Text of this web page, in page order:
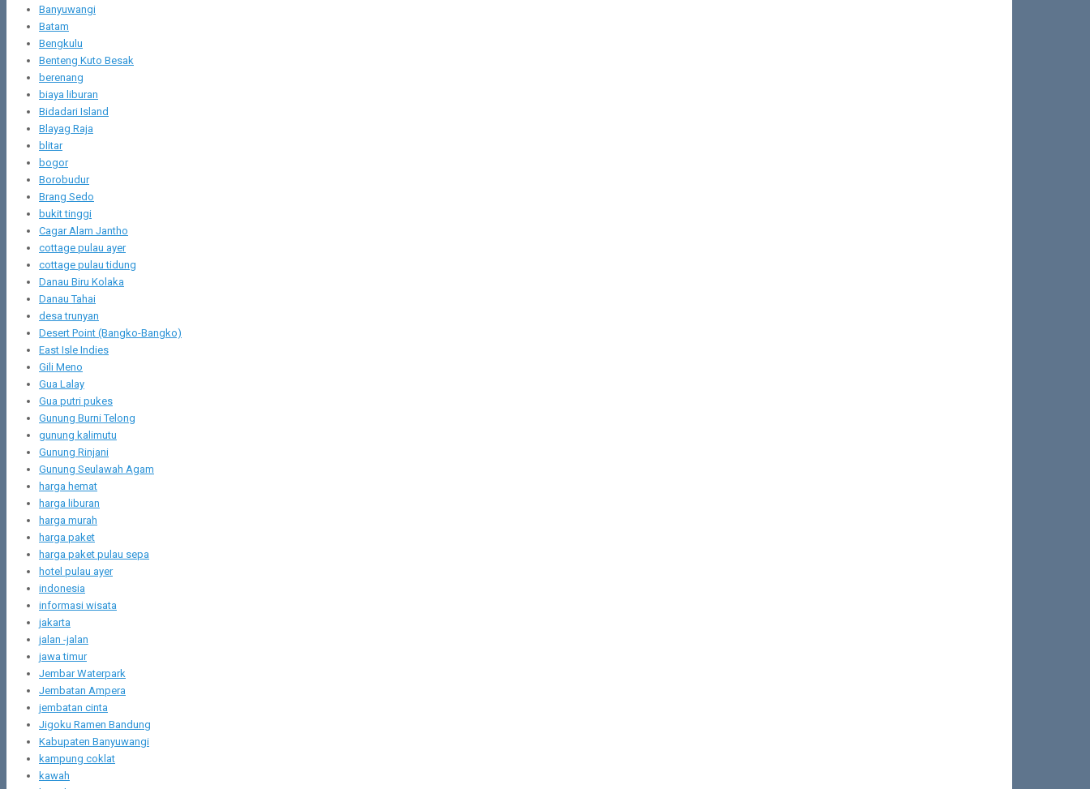
Banyuwangi
Batam
Bengkulu
Benteng Kuto Besak
berenang
biaya liburan
Bidadari Island
Blayag Raja
blitar
bogor
Borobudur
Brang Sedo
bukit tinggi
Cagar Alam Jantho
cottage pulau ayer
cottage pulau tidung
Danau Biru Kolaka
Danau Tahai
desa trunyan
Desert Point (Bangko-Bangko)
East Isle Indies
Gili Meno
Gua Lalay
Gua putri pukes
Gunung Burni Telong
gunung kalimutu
Gunung Rinjani
Gunung Seulawah Agam
harga hemat
harga liburan
harga murah
harga paket
harga paket pulau sepa
hotel pulau ayer
indonesia
informasi wisata
jakarta
jalan -jalan
jawa timur
Jembar Waterpark
Jembatan Ampera
jembatan cinta
Jigoku Ramen Bandung
Kabupaten Banyuwangi
kampung coklat
kawah